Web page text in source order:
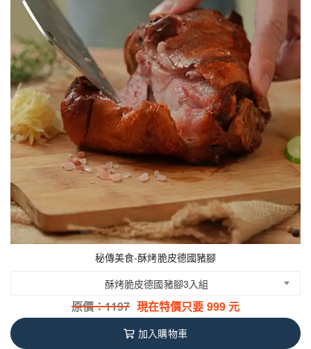
秘傳美食-酥烤脆皮德國豬腳
酥烤脆皮德國豬腳3入組
原價：1197 現在特價只要 999 元
加入購物車